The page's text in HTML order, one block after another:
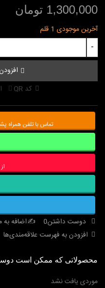
1,300,000 تومان
آخرین موجودی 1 قلم
-
کد QR
تماس با تلفن همراه
از
دوست داشتن0 اضافه به
افزودن به فهرست علاقه‌مندی‌ها
محصولاتی که ممکن است
موردی یافت نشد